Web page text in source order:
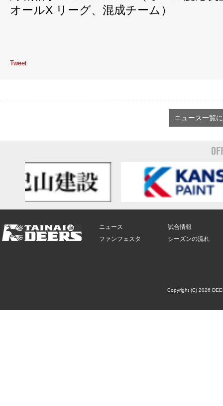
オールX リーグ、混成チーム）
Tweet
ニュース一覧
ニュース
ファンフェスタ
試合情報
シーズンの流れ
Copyright (C) 2026